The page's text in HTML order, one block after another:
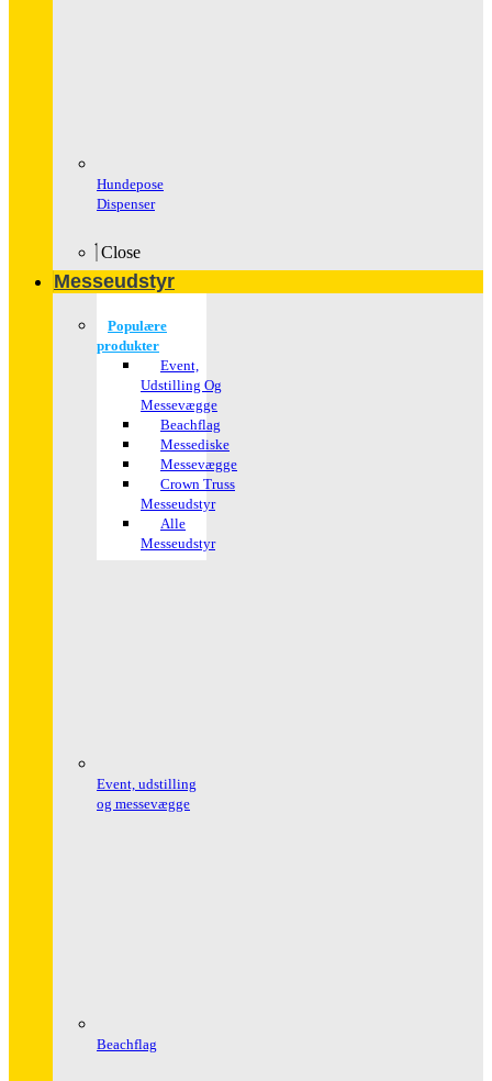
Hundepose
Dispenser
Close
Messeudstyr
Populære
produkter
Event,
Udstilling Og
Messevægge
Beachflag
Messediske
Messevægge
Crown Truss
Messeudstyr
Alle
Messeudstyr
Event, udstilling
og messevægge
Beachflag